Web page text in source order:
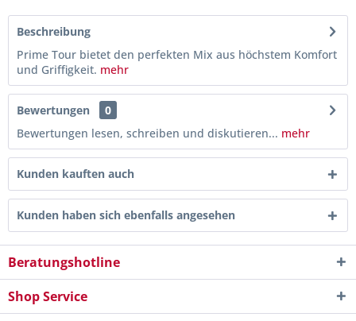
Beschreibung
Prime Tour bietet den perfekten Mix aus höchstem Komfort
und Griffigkeit. mehr
Bewertungen
0
Bewertungen lesen, schreiben und diskutieren... mehr
Kunden kauften auch
Kunden haben sich ebenfalls angesehen
Beratungshotline
Shop Service